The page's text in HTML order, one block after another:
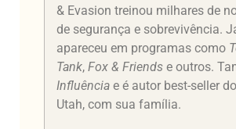
& Evasion treinou milhares de
de segurança e sobrevivência.
apareceu em programas como
Tank, Fox & Friends e outros.
Influência e é autor best-seller do
Utah, com sua família.